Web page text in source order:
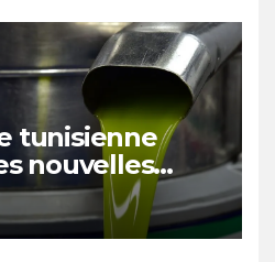
tunisienne
nouvelles
de